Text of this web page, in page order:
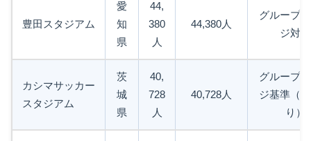
豊田スタジアム
愛
知
県
44,
380
人
44,380人
グループ
ジ対応
カシマサッカー
スタジアム
茨
城
県
40,
728
人
40,728人
グループ
ジ基準（
り）